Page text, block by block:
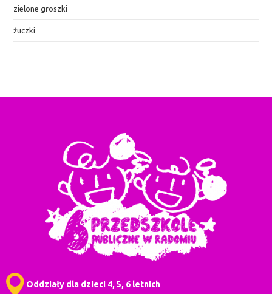
zielone groszki
żuczki
Oddziały dla dzieci 4, 5, 6 letnich